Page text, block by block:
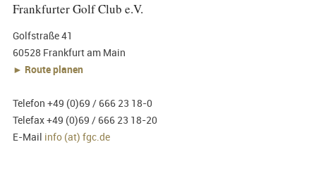
Frankfurter Golf Club e.V.
Golfstraße 41
60528 Frankfurt am Main
► Route planen
Telefon +49 (0)69 / 666 23 18-0
Telefax +49 (0)69 / 666 23 18-20
E-Mail info (at) fgc.de